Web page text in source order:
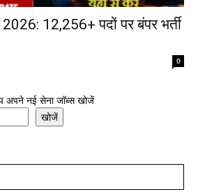
12,256+ पदों पर बंपर भर्ती
0
अपने नई सेना जॉब्स खोजें
खोजें